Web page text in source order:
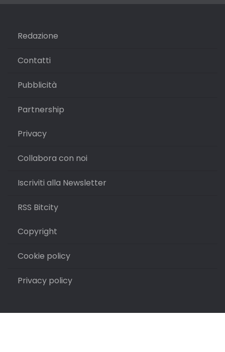
Redazione
Contatti
Pubblicità
Partnership
Privacy
Collabora con noi
Iscriviti alla Newsletter
RSS Bitcity
Copyright
Cookie policy
Privacy policy